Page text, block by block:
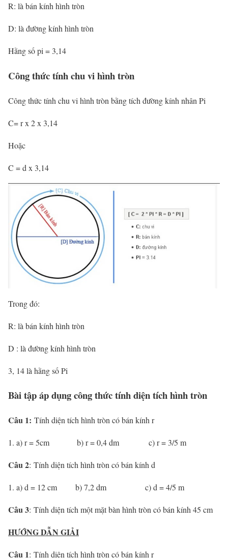
R: là bán kính hình tròn
D: là đường kính hình tròn
Hằng số pi = 3,14
Công thức tính chu vi hình tròn
Công thức tính chu vi hình tròn bằng tích đường kính nhân Pi
C= r x 2 x 3,14
Hoặc
C = d x 3,14
Trong đó:
R: là bán kính hình tròn
D : là đường kính hình tròn
3, 14 là hằng số Pi
Bài tập áp dụng công thức tính diện tích hình tròn
Câu 1: Tính diện tích hình tròn có bán kính r
a) r = 5cm b) r = 0,4 dm c) r = 3/5 m
Câu 2: Tính diện tích hình tròn có bán kính d
a) d = 12 cm b) 7,2 dm c) d = 4/5 m
Câu 3: Tính diện tích một mặt bàn hình tròn có bán kính 45 cm
HƯỚNG DẪN GIẢI
Câu 1: Tính diện tích hình tròn có bán kính r